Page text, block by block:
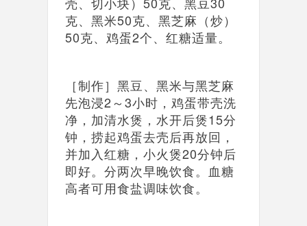
克、黑米50克、黑芝麻（炒）
50克、鸡蛋2个、红糖适量。
［制作］黑豆、黑米与黑芝麻
先泡浸2～3小时，鸡蛋带壳洗
净，加清水煲，水开后煲15分
钟，捞起鸡蛋去壳后再放回，
并加入红糖，小火煲20分钟后
即好。分两次早晚饮食。血糖
高者可用食盐调味饮食。